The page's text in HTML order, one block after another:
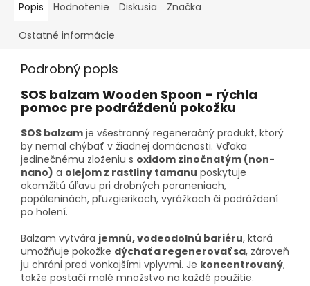
Popis Hodnotenie Diskusia Značka
Ostatné informácie
Podrobný popis
SOS balzam Wooden Spoon – rýchla
pomoc pre podráždenú pokožku
SOS balzam je všestranný regeneračný produkt, ktorý
by nemal chýbať v žiadnej domácnosti. Vďaka
jedinečnému zloženiu s oxidom zinočnatým (non-
nano) a olejom z rastliny tamanu poskytuje
okamžitú úľavu pri drobných poraneniach,
popáleninách, pľuzgierikoch, vyrážkach či podráždení
po holení.
Balzam vytvára jemnú, vodeodolnú bariéru, ktorá
umožňuje pokožke dýchať a regenerovať sa, zároveň
ju chráni pred vonkajšími vplyvmi. Je koncentrovaný,
takže postačí malé množstvo na každé použitie.